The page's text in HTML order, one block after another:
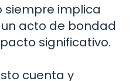
siempre implica
acto de bondad
significativo.
cuenta y